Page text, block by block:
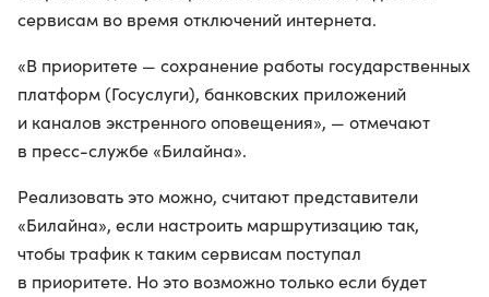
сервисам во время отключений интернета.
«В приоритете — сохранение работы государственных
платформ (Госуслуги), банковских приложений
и каналов экстренного оповещения», — отмечают
в пресс-службе «Билайна».
Реализовать это можно, считают представители
«Билайна», если настроить маршрутизацию так,
чтобы трафик к таким сервисам поступал
в приоритете. Но это возможно только если будет